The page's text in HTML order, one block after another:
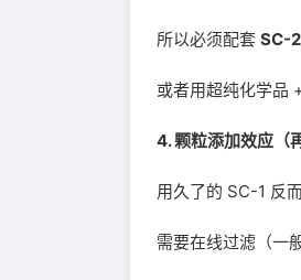
所以必须配套 SC-2
或者用超纯化学品
4. 颗粒添加效应（
用久了的 SC-1 反
需要在线过滤（一